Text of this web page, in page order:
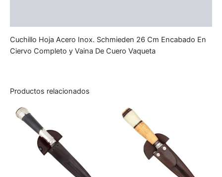
Cuchillo Hoja Acero Inox. Schmieden 26 Cm Encabado En
Ciervo Completo y Vaina De Cuero Vaqueta
Productos relacionados